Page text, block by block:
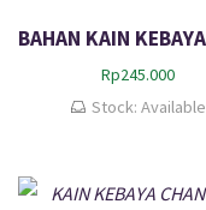
Rp245.000
Stock: Available